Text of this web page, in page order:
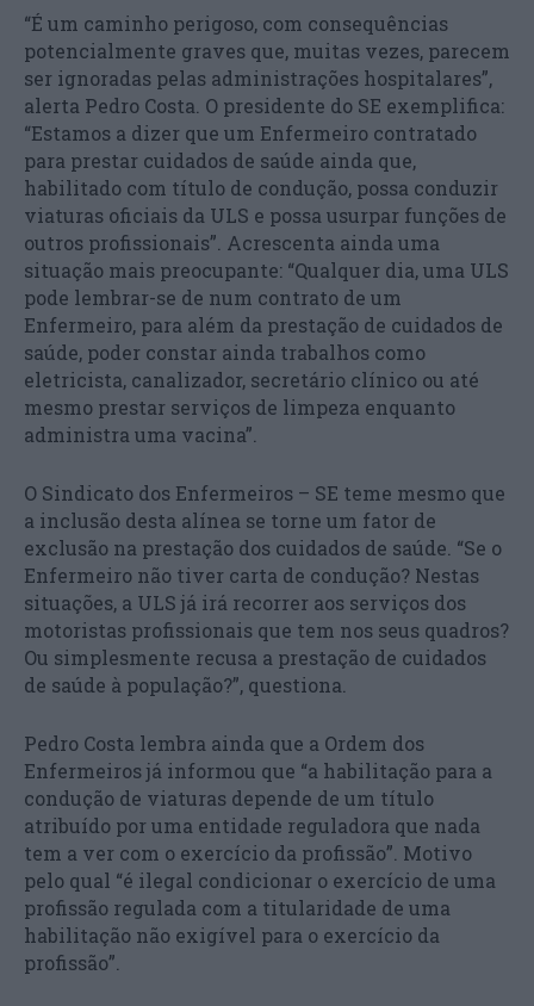
“É um caminho perigoso, com consequências
potencialmente graves que, muitas vezes, parecem
ser ignoradas pelas administrações hospitalares”,
alerta Pedro Costa. O presidente do SE exemplifica:
“Estamos a dizer que um Enfermeiro contratado
para prestar cuidados de saúde ainda que,
habilitado com título de condução, possa conduzir
viaturas oficiais da ULS e possa usurpar funções de
outros profissionais”. Acrescenta ainda uma
situação mais preocupante: “Qualquer dia, uma ULS
pode lembrar-se de num contrato de um
Enfermeiro, para além da prestação de cuidados de
saúde, poder constar ainda trabalhos como
eletricista, canalizador, secretário clínico ou até
mesmo prestar serviços de limpeza enquanto
administra uma vacina”.
O Sindicato dos Enfermeiros – SE teme mesmo que
a inclusão desta alínea se torne um fator de
exclusão na prestação dos cuidados de saúde. “Se o
Enfermeiro não tiver carta de condução? Nestas
situações, a ULS já irá recorrer aos serviços dos
motoristas profissionais que tem nos seus quadros?
Ou simplesmente recusa a prestação de cuidados
de saúde à população?”, questiona.
Pedro Costa lembra ainda que a Ordem dos
Enfermeiros já informou que “a habilitação para a
condução de viaturas depende de um título
atribuído por uma entidade reguladora que nada
tem a ver com o exercício da profissão”. Motivo
pelo qual “é ilegal condicionar o exercício de uma
profissão regulada com a titularidade de uma
habilitação não exigível para o exercício da
profissão”.